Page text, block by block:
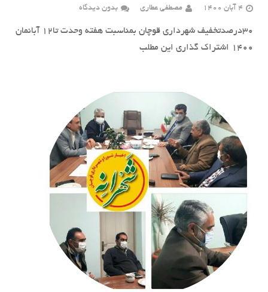
4 آبان 1400 مصطفی عطاری بدون دیدگاه
۳۰درصدتخفیف شهرداری قوچان بمناسبت هفته وحدت تا۱۲ آبانمان
۱۴۰۰ اشتراک گذاری این مطلب